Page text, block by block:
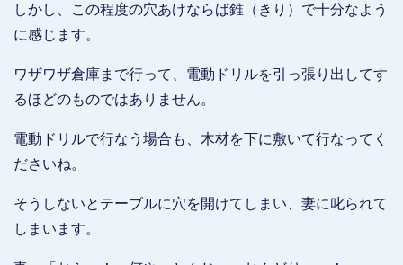
しかし、この程度の穴あけならば錐（きり）で十分なよう
に感じます。
ワザワザ倉庫まで行って、電動ドリルを引っ張り出してす
るほどのものではありません。
電動ドリルで行なう場合も、木材を下に敷いて行なってく
ださいね。
そうしないとテーブルに穴を開けてしまい、妻に叱られて
しまいます。